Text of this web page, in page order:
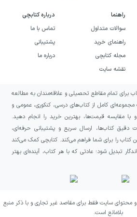
قبل از شروع، ابزار نوشتن
مناسب، پاک‌کن و در صورت نیاز
تا وقفه ایجاد نشود. هنگام
خوانایی و شکل درست حروف
زیاد با عجله پرهیز کنید. در
یک نگاه سریع به نوشته‌ها داشته
بداند چه بخش‌هایی بهتر شده
به تمرین بیشتر دارد. با این
تبدیل می‌شود به یک برنامه‌ی
برای خوش‌خطی در کلاس اول.
راهنما
سوالات متداول
راهنمای خرید
مجله کتابچی
نقشه سایت
درباره کتابچی
تماس با ما
پشتیبانی
درباره ما
برای تمام مقاطع تحصیلی و علاقه‌مندان به مطالعه
کامل از کتاب‌های درسی، کنکوری، عمومی و
با مقایسه قیمت‌ها، بهترین خرید را انجام دهید.
کتاب‌ها، ارسال سریع و پشتیبانی حرفه‌ای،
کتاب را برای شما فراهم می‌کند. کتابچی کمک می‌کند
تبدیل شود؛ عادتی که با هر کتاب، آینده‌ای بهتر
و محتوای سایت فقط برای مقاصد غیر تجاری و با ذکر منبع
بلامانع است.